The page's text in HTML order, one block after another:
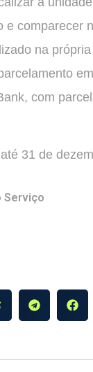
e comparecer
na
com
31 de
Serviço